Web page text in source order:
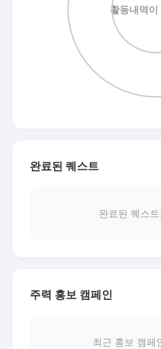
완료된 퀘스트
완료된 퀘스
주력 홍보 캠페인
최근 홍보 캠페